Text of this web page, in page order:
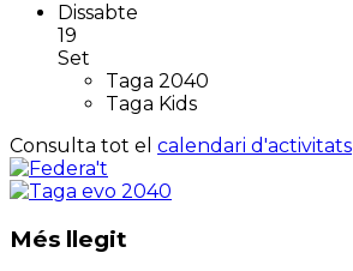
Dissabte
19
Set
Taga 2040
Taga Kids
Consulta tot el calendari d'activitats
Més llegit